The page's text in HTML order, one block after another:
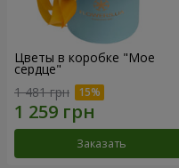
Цветы в коробке "Мое
сердце"
1 481 грн
Заказать